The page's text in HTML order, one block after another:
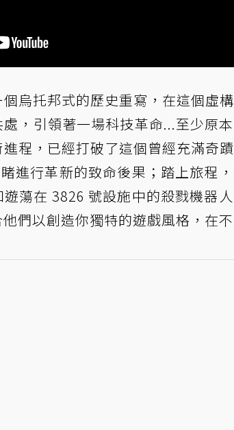
個烏托邦式的歷史重寫，在這個虛
，引領著一場科技革命...至少原
程，已經打破了這個曾經充滿奇
進行革新的致命後果；踏上旅程
蕩在 3826 號設施中的殺戮機器
們以創造你獨特的遊戲風格，在